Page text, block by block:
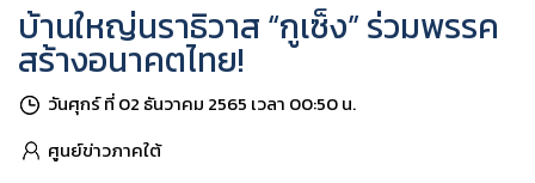
บ้านใหญ่นราธิวาส “กูเซ็ง” ร่วมพรรค
สร้างอนาคตไทย!
วันศุกร์ ที่ 02 ธันวาคม 2565 เวลา 00:50 น.
ศูนย์ข่าวภาคใต้